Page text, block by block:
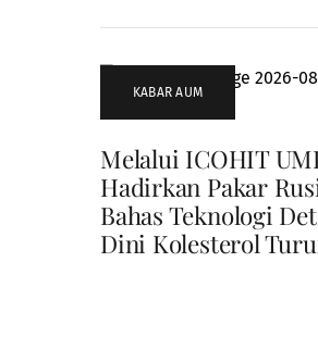
KABAR AUM
Melalui ICOHIT
Hadirkan Pakar
Bahas Teknologi
Dini Kolesterol